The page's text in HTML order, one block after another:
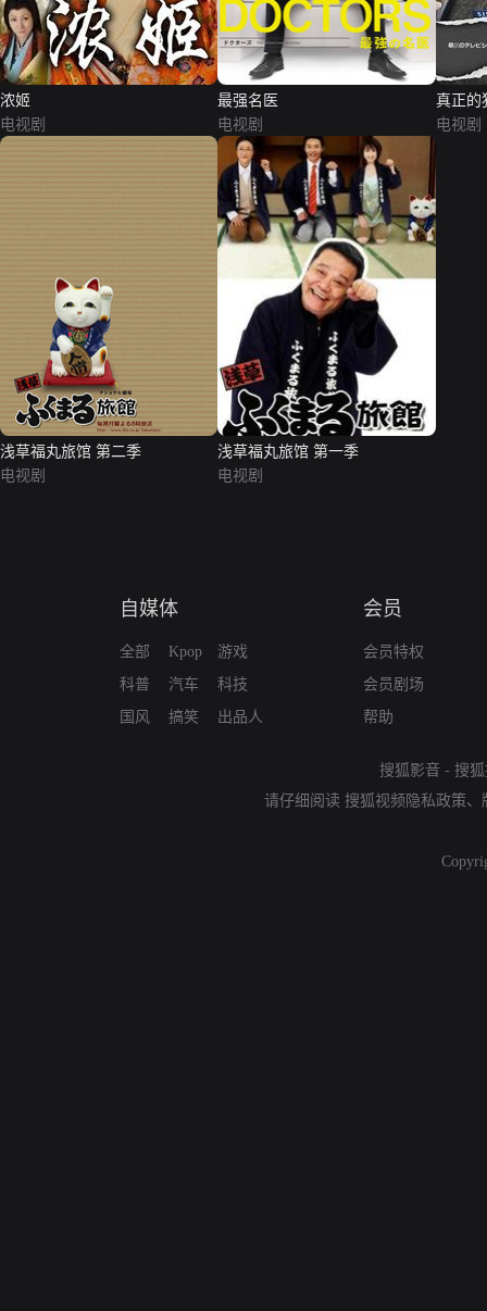
浓姬
电视剧
最强名医
电视剧
真正的
电视剧
浅草福丸旅馆 第二季
电视剧
浅草福丸旅馆 第一季
电视剧
自媒体
全部
科普
国风
Kpop
汽车
搞笑
游戏
科技
出品人
会员
会员特权
会员剧场
帮助
搜狐影音 - 搜
请仔细阅读 搜狐视频隐私政策、